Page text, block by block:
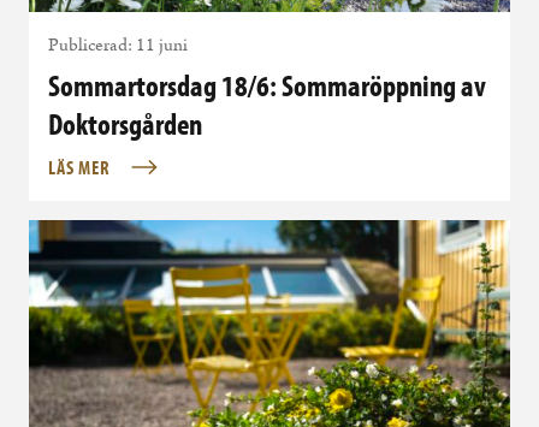
Publicerad: 11 juni
Sommartorsdag 18/6: Sommaröppning av
Doktorsgården
LÄS MER